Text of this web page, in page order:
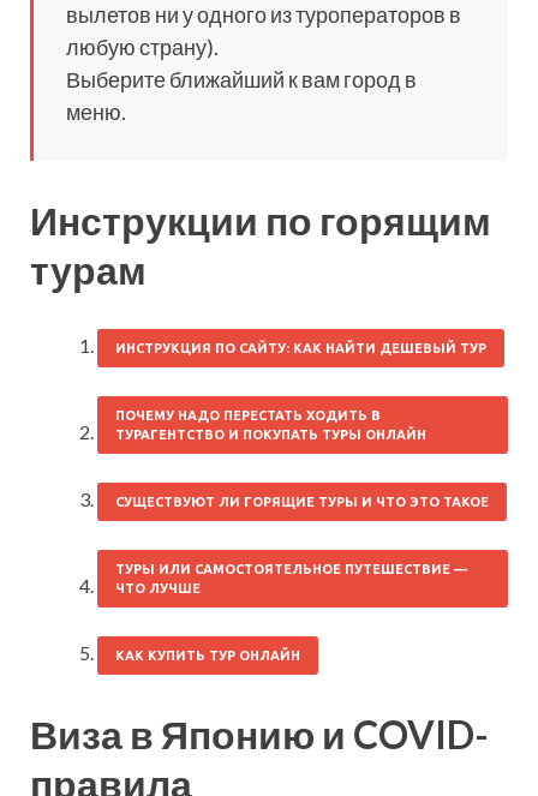
вылетов ни у одного из туроператоров в
любую страну).
Выберите ближайший к вам город в
меню.
Инструкции по горящим
турам
ИНСТРУКЦИЯ ПО САЙТУ: КАК НАЙТИ ДЕШЕВЫЙ ТУР
ПОЧЕМУ НАДО ПЕРЕСТАТЬ ХОДИТЬ В
ТУРАГЕНТСТВО И ПОКУПАТЬ ТУРЫ ОНЛАЙН
СУЩЕСТВУЮТ ЛИ ГОРЯЩИЕ ТУРЫ И ЧТО ЭТО ТАКОЕ
ТУРЫ ИЛИ САМОСТОЯТЕЛЬНОЕ ПУТЕШЕСТВИЕ —
ЧТО ЛУЧШЕ
КАК КУПИТЬ ТУР ОНЛАЙН
Виза в Японию и COVID-
правила